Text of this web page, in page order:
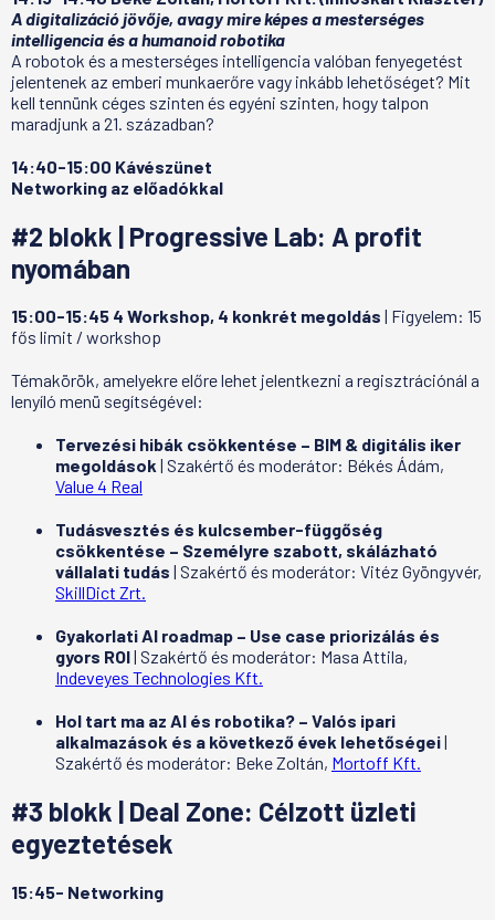
A digitalizáció jövője, avagy mire képes a mesterséges
intelligencia és a humanoid robotika
A robotok és a mesterséges intelligencia valóban fenyegetést
jelentenek az emberi munkaerőre vagy inkább lehetőséget? Mit
kell tennünk céges szinten és egyéni szinten, hogy talpon
maradjunk a 21. században?
14:40-15:00 Kávészünet
Networking az előadókkal
#2 blokk | Progressive Lab: A profit
nyomában
15:00-15:45 4 Workshop, 4 konkrét megoldás | Figyelem: 15
fős limit / workshop
Témakörök, amelyekre előre lehet jelentkezni a regisztrációnál a
lenyíló menü segítségével:
Tervezési hibák csökkentése – BIM & digitális iker
megoldások | Szakértő és moderátor: Békés Ádám,
Value 4 Real
Tudásvesztés és kulcsember-függőség
csökkentése – Személyre szabott, skálázható
vállalati tudás | Szakértő és moderátor: Vitéz Gyöngyvér,
SkillDict Zrt.
Gyakorlati AI roadmap – Use case priorizálás és
gyors ROI| Szakértő és moderátor: Masa Attila,
Indeveyes Technologies Kft.
Hol tart ma az AI és robotika? – Valós ipari
alkalmazások és a következő évek lehetőségei|
Szakértő és moderátor: Beke Zoltán, Mortoff Kft.
#3 blokk | Deal Zone: Célzott üzleti
egyeztetések
15:45- Networking